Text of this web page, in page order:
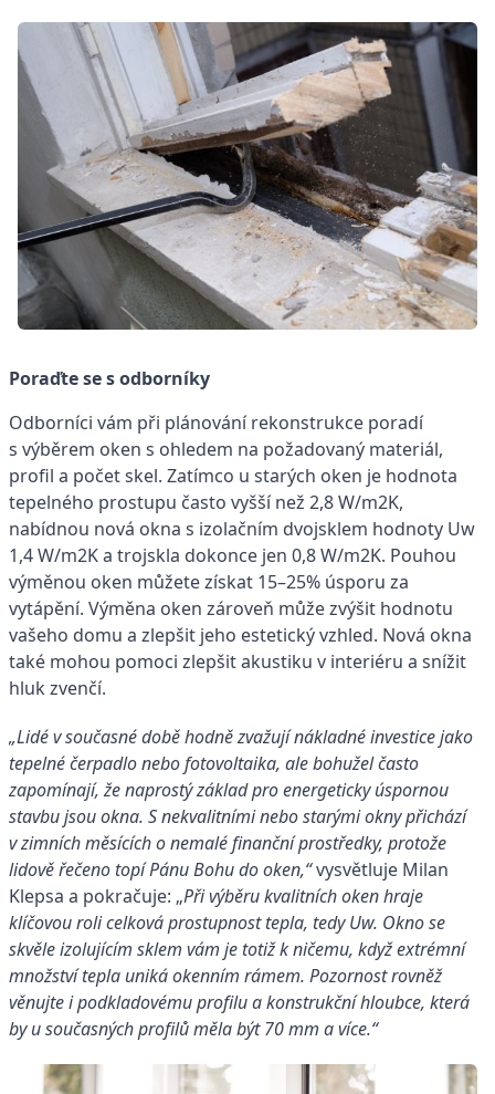
Poraďte se s odborníky
Odborníci vám při plánování rekonstrukce poradí
s výběrem oken s ohledem na požadovaný materiál,
profil a počet skel. Zatímco u starých oken je hodnota
tepelného prostupu často vyšší než 2,8 W/m2K,
nabídnou nová okna s izolačním dvojsklem hodnoty Uw
1,4 W/m2K a trojskla dokonce jen 0,8 W/m2K. Pouhou
výměnou oken můžete získat 15–25% úsporu za
vytápění. Výměna oken zároveň může zvýšit hodnotu
vašeho domu a zlepšit jeho estetický vzhled. Nová okna
také mohou pomoci zlepšit akustiku v interiéru a snížit
hluk zvenčí.
„Lidé v současné době hodně zvažují nákladné investice jako
tepelné čerpadlo nebo fotovoltaika, ale bohužel často
zapomínají, že naprostý základ pro energeticky úspornou
stavbu jsou okna. S nekvalitními nebo starými okny přichází
v zimních měsících o nemalé finanční prostředky, protože
lidově řečeno topí Pánu Bohu do oken,“vysvětluje Milan
Klepsa a pokračuje: „Při výběru kvalitníchokenhraje
klíčovou roli celková prostupnost tepla, tedy Uw. Okno se
skvěle izolujícím sklem vám je totiž k ničemu, když extrémní
množství tepla uniká okenním rámem. Pozornost rovněž
věnujte i podkladovému profilu a konstrukční hloubce, která
by u současných profilů měla být 70 mm a více.“